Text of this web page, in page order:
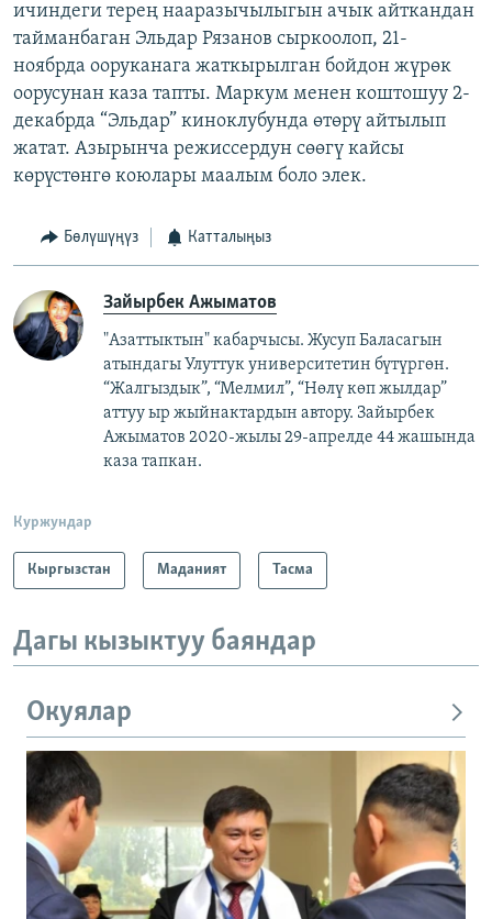
ичиндеги терең нааразычылыгын ачык айткандан
тайманбаган Эльдар Рязанов сыркоолоп, 21-
ноябрда ооруканага жаткырылган бойдон жүрөк
оорусунан каза тапты. Маркум менен коштошуу 2-
декабрда “Эльдар” киноклубунда өтөрү айтылып
жатат. Азырынча режиссердун сөөгү кайсы
көрүстөнгө коюлары маалым боло элек.
Бөлүшүңүз Катталыңыз
Зайырбек Ажыматов
"Азаттыктын" кабарчысы. Жусуп Баласагын
атындагы Улуттук университетин бүтүргөн.
“Жалгыздык”, “Мелмил”, “Нөлү көп жылдар”
аттуу ыр жыйнактардын автору. Зайырбек
Ажыматов 2020-жылы 29-апрелде 44 жашында
каза тапкан.
Куржундар
Кыргызстан Маданият Тасма
Дагы кызыктуу баяндар
Окуялар